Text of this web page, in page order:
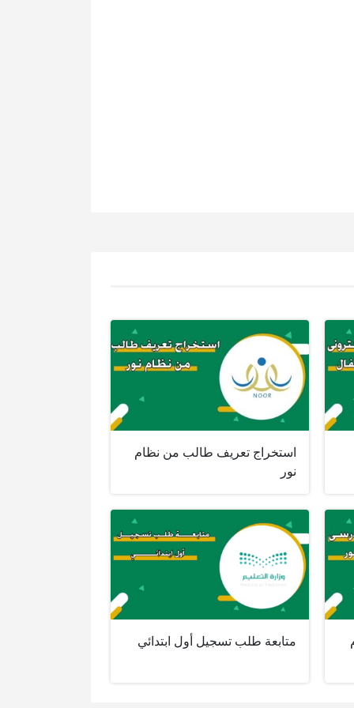
استخراج تعريف طالب من نظام
نور
متابعة طلب تسجيل أول ابتدائي